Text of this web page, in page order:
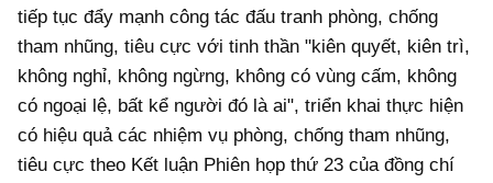
tiếp tục đẩy mạnh công tác đấu tranh phòng, chống
tham nhũng, tiêu cực với tinh thần "kiên quyết, kiên trì,
không nghỉ, không ngừng, không có vùng cấm, không
có ngoại lệ, bất kể người đó là ai", triển khai thực hiện
có hiệu quả các nhiệm vụ phòng, chống tham nhũng,
tiêu cực theo Kết luận Phiên họp thứ 23 của đồng chí